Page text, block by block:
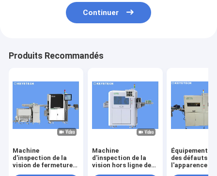
Continuer
Produits Recommandés
Machine
d'inspection de la
vision de fermeture
Machine
d'inspection de la
vision hors ligne de
Équipement
des défauts de
l'apparence